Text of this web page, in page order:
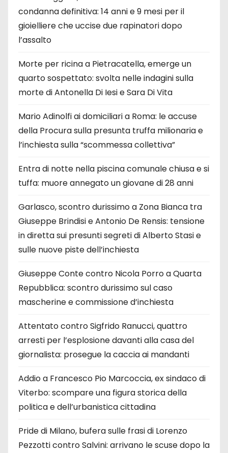
condanna definitiva: 14 anni e 9 mesi per il
gioielliere che uccise due rapinatori dopo
l’assalto
Morte per ricina a Pietracatella, emerge un
quarto sospettato: svolta nelle indagini sulla
morte di Antonella Di Iesi e Sara Di Vita
Mario Adinolfi ai domiciliari a Roma: le accuse
della Procura sulla presunta truffa milionaria e
l’inchiesta sulla “scommessa collettiva”
Entra di notte nella piscina comunale chiusa e si
tuffa: muore annegato un giovane di 28 anni
Garlasco, scontro durissimo a Zona Bianca tra
Giuseppe Brindisi e Antonio De Rensis: tensione
in diretta sui presunti segreti di Alberto Stasi e
sulle nuove piste dell’inchiesta
Giuseppe Conte contro Nicola Porro a Quarta
Repubblica: scontro durissimo sul caso
mascherine e commissione d’inchiesta
Attentato contro Sigfrido Ranucci, quattro
arresti per l’esplosione davanti alla casa del
giornalista: prosegue la caccia ai mandanti
Addio a Francesco Pio Marcoccia, ex sindaco di
Viterbo: scompare una figura storica della
politica e dell’urbanistica cittadina
Pride di Milano, bufera sulle frasi di Lorenzo
Pezzotti contro Salvini: arrivano le scuse dopo la